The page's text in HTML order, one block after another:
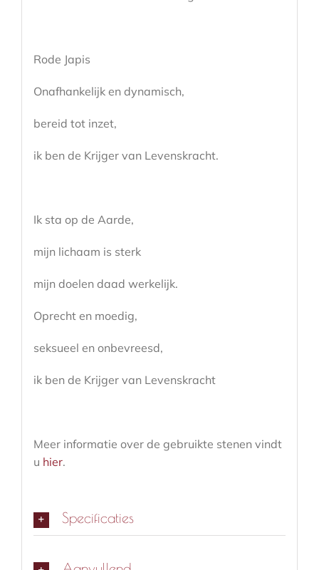
Rode Japis
Onafhankelijk en dynamisch,
bereid tot inzet,
ik ben de Krijger van Levenskracht.
Ik sta op de Aarde,
mijn lichaam is sterk
mijn doelen daad werkelijk.
Oprecht en moedig,
seksueel en onbevreesd,
ik ben de Krijger van Levenskracht
Meer informatie over de gebruikte stenen vindt
u hier.
Specificaties